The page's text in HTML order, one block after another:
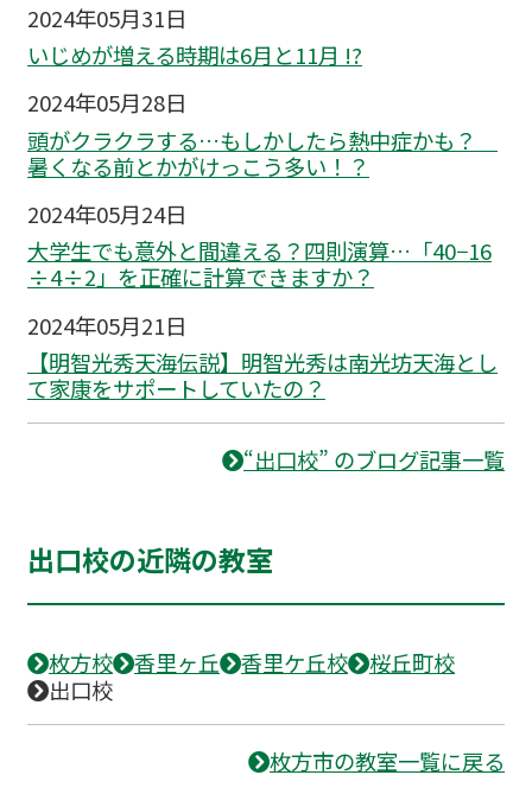
2024年05月31日
いじめが増える時期は6月と11月 !?
2024年05月28日
頭がクラクラする…もしかしたら熱中症かも？
暑くなる前とかがけっこう多い！？
2024年05月24日
大学生でも意外と間違える？四則演算…「40−16
÷4÷2」を正確に計算できますか？
2024年05月21日
【明智光秀天海伝説】明智光秀は南光坊天海とし
て家康をサポートしていたの？
“出口校” のブログ記事一覧
出口校の近隣の教室
枚方校 香里ヶ丘 香里ケ丘校
桜丘町校
出口校
枚方市の教室一覧に戻る